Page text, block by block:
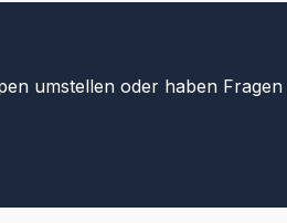
umstellen oder haben